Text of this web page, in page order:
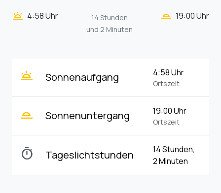
wb_twilight 4:58 Uhr
14 Stunden
und 2 Minuten
wb_twilight_2 19:00 Uhr
wb_twilight Sonnenaufgang 4:58 Uhr
Ortszeit
wb_twilight_2 Sonnenuntergang 19:00 Uhr
Ortszeit
timer Tageslichtstunden
14 Stunden,
2 Minuten